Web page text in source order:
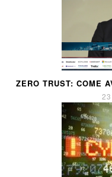
ZERO TRUST: COME